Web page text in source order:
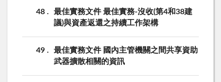
48
最佳實務文件 最佳實務-沒收(第4和38建
議)與資產返還之持續工作架構
49
最佳實務文件 國內主管機關之間共享資助
武器擴散相關的資訊